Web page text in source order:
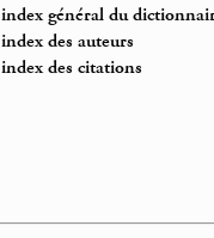
index général du
index des auteurs
index des citations